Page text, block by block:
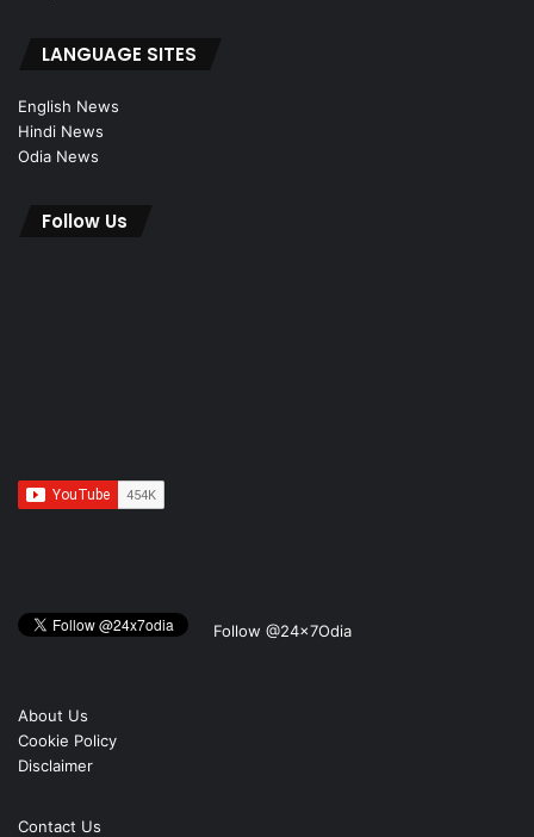
LANGUAGE SITES
English News
Hindi News
Odia News
Follow Us
Follow @24x7Odia
About Us
Cookie Policy
Disclaimer
Contact Us